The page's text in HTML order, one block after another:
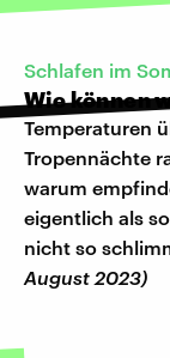
Schlafen im
Wie können
Temperaturen
Tropennächte
warum
eigentlich als
nicht so
August 2023)